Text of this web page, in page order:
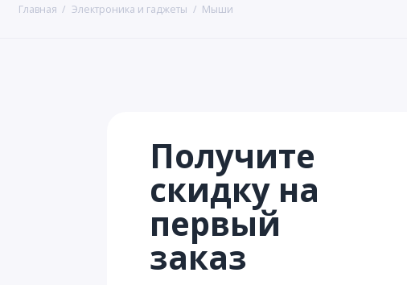
Главная Электроника и гаджеты Мыши
Получите
скидку на
первый
заказ